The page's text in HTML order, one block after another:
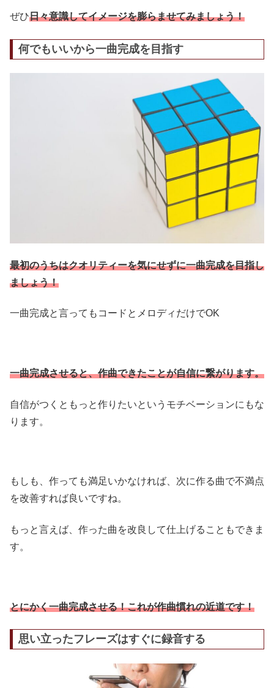
ぜひ日々意識してイメージを膨らませてみましょう！
何でもいいから一曲完成を目指す
最初のうちはクオリティーを気にせずに一曲完成を目指し
ましょう！
一曲完成と言ってもコードとメロディだけでOK
一曲完成させると、作曲できたことが自信に繋がります。
自信がつくともっと作りたいというモチベーションにもな
ります。
もしも、作っても満足いかなければ、次に作る曲で不満点
を改善すれば良いですね。
もっと言えば、作った曲を改良して仕上げることもできま
す。
とにかく一曲完成させる！これが作曲慣れの近道です！
思い立ったフレーズはすぐに録音する